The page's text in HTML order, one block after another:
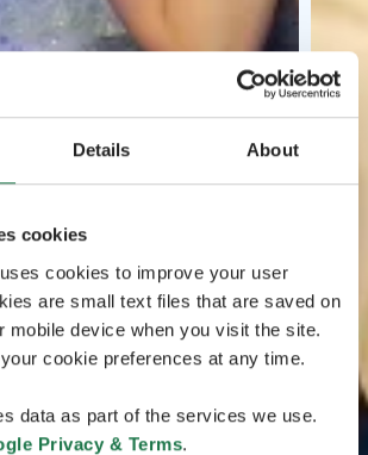
Details About
cookies
cookies to improve your user
are small text files that are saved on
mobile device when you visit the site.
cookie preferences at any time.
data as part of the services we use.
Privacy & Terms.